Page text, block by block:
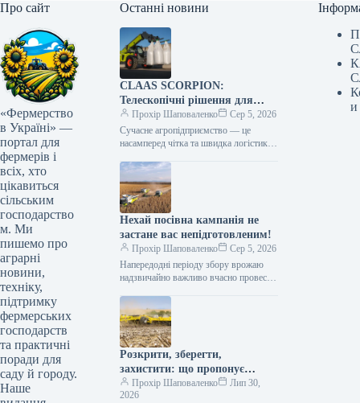
Про сайт
«Фермерство
в Україні» —
портал для
фермерів і
всіх, хто
цікавиться
сільським
господарство
м. Ми
пишемо про
аграрні
новини,
техніку,
підтримку
фермерських
господарств
та практичні
поради для
саду й городу.
Наше
Останні новини
CLAAS SCORPION:
Телескопічні рішення для
ефективного агрологістичного
менеджменту
Прохір Шаповаленко
Сер 5, 2026
Сучасне агропідприємство — це
насамперед чітка та швидка логістика.
тисяч тонн зерна, робота з
біогазовими…
Нехай посівна кампанія не
застане вас непідготовленим!
Прохір Шаповаленко
Сер 5, 2026
Напередодні періоду збору врожаю
надзвичайно важливо вчасно провести
виконати всі процедури планового
технічного
обслуговування.Оптимальним
вибором є…
Розкрити, зберегти,
захистити: що пропонує
обробка рослинних залишків
котками BEDNAR TILLCUT
Прохір Шаповаленко
Лип 30,
2026
и